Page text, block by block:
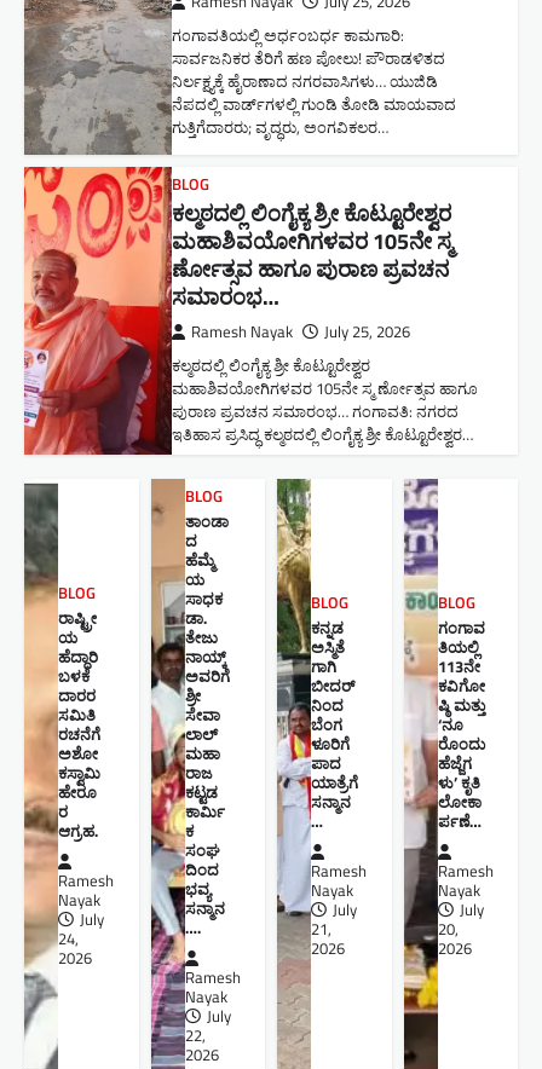
ಗಂಗಾವತಿಯಲ್ಲಿ ಅರ್ಧಂಬರ್ಧ ಕಾಮಗಾರಿ:
ಸಾರ್ವಜನಿಕರ ತೆರಿಗೆ ಹಣ ಪೋಲು! ಪೌರಾಡಳಿತದ
ನಿರ್ಲಕ್ಷ್ಯಕ್ಕೆ ಹೈರಾಣಾದ ನಗರವಾಸಿಗಳು​… ಯುಜಿಡಿ
ನೆಪದಲ್ಲಿ ವಾರ್ಡ್‌ಗಳಲ್ಲಿ ಗುಂಡಿ ತೋಡಿ ಮಾಯವಾದ
ಗುತ್ತಿಗೆದಾರರು; ವೃದ್ಧರು, ಅಂಗವಿಕಲರ…
BLOG
ಕಲ್ಮಠದಲ್ಲಿ ಲಿಂಗೈಕ್ಯ ಶ್ರೀ ಕೊಟ್ಟೂರೇಶ್ವರ
ಮಹಾಶಿವಯೋಗಿಗಳವರ 105ನೇ ಸ್ಮ
ರ್ಣೋತ್ಸವ ಹಾಗೂ ಪುರಾಣ ಪ್ರವಚನ
ಸಮಾರಂಭ​…
Ramesh Nayak July 25, 2026
ಕಲ್ಮಠದಲ್ಲಿ ಲಿಂಗೈಕ್ಯ ಶ್ರೀ ಕೊಟ್ಟೂರೇಶ್ವರ
ಮಹಾಶಿವಯೋಗಿಗಳವರ 105ನೇ ಸ್ಮ ರ್ಣೋತ್ಸವ ಹಾಗೂ
ಪುರಾಣ ಪ್ರವಚನ ಸಮಾರಂಭ​… ಗಂಗಾವತಿ: ನಗರದ
ಇತಿಹಾಸ ಪ್ರಸಿದ್ಧ ಕಲ್ಮಠದಲ್ಲಿ ಲಿಂಗೈಕ್ಯ ಶ್ರೀ ಕೊಟ್ಟೂರೇಶ್ವರ…
BLOG
ರಾಷ್ಟ್ರೀ
ಯ
ಹೆದ್ದಾರಿ
ಬಳಕೆ
ದಾರರ
ಸಮಿತಿ
ರಚನೆಗೆ
ಅಶೋ
ಕಸ್ವಾಮಿ
ಹೇರೂ
ರ
ಆಗ್ರಹ.
Ramesh
Nayak
July
24,
2026
BLOG
ತಾಂಡಾ
ದ
ಹೆಮ್ಮೆ
ಯ
ಸಾಧಕ
ಡಾ.
ತೇಜು
ನಾಯ್ಕ್
ಅವರಿಗೆ
ಶ್ರೀ
ಸೇವಾ
ಲಾಲ್
ಮಹಾ
ರಾಜ
ಕಟ್ಟಡ
ಕಾರ್ಮಿ
ಕ
ಸಂಘ
ದಿಂದ
ಭವ್ಯ
ಸನ್ಮಾನ
….
Ramesh
Nayak
July
22,
2026
BLOG
ಕನ್ನಡ
ಅಸ್ಮಿತೆ
ಗಾಗಿ
ಬೀದರ್
ನಿಂದ
ಬೆಂಗ
ಳೂರಿಗೆ
ಪಾದ
ಯಾತ್ರೆಗೆ
ಸನ್ಮಾನ
…
Ramesh
Nayak
July
21,
2026
BLOG
ಗಂಗಾವ
ತಿಯಲ್ಲಿ
113ನೇ
ಕವಿಗೋ
ಷ್ಠಿ ಮತ್ತು
‘ನೂ
ರೊಂದು
ಹೆಜ್ಜೆಗ
ಳು’ ಕೃತಿ
ಲೋಕಾ
ರ್ಪಣೆ…
Ramesh
Nayak
July
20,
2026